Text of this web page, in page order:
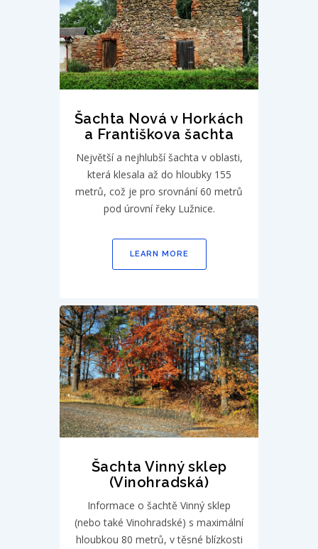
Šachta Nová v Horkách
a Františkova šachta
Největší a nejhlubší šachta v oblasti,
která klesala až do hloubky 155
metrů, což je pro srovnání 60 metrů
pod úrovní řeky Lužnice.
LEARN MORE
Šachta Vinný sklep
(Vinohradská)
Informace o šachtě Vinný sklep
(nebo také Vinohradské) s maximální
hloubkou 80 metrů, v těsné blízkosti